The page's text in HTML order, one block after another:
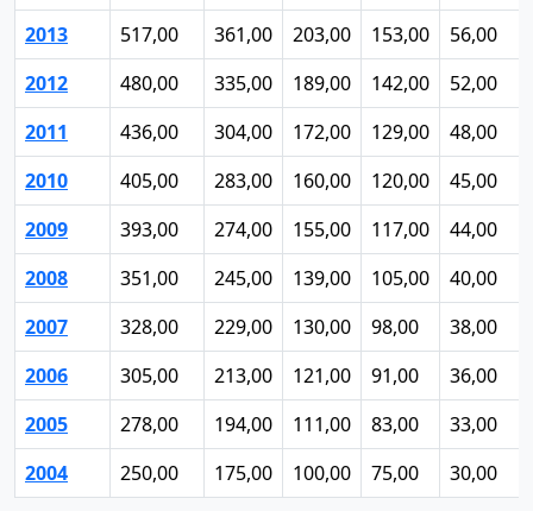
2013
517,00 361,00 203,00 153,00
56,00
2012
480,00 335,00 189,00 142,00
52,00
2011
436,00 304,00 172,00 129,00
48,00
2010
405,00 283,00 160,00 120,00
45,00
2009
393,00 274,00 155,00 117,00
44,00
2008
351,00 245,00 139,00 105,00
40,00
2007
328,00 229,00 130,00 98,00
38,00
2006
305,00 213,00 121,00 91,00
36,00
2005
278,00 194,00 111,00 83,00
33,00
2004
250,00 175,00 100,00 75,00 30,00